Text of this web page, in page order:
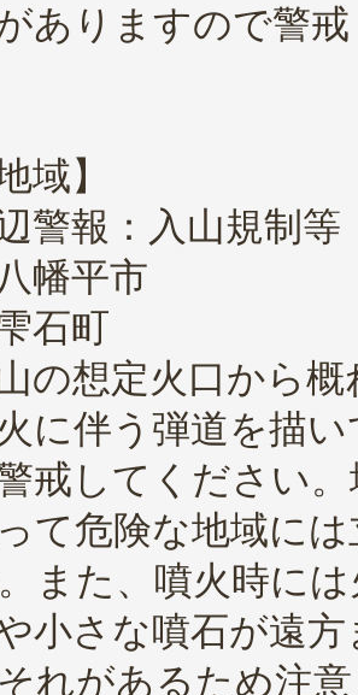
ありますので警
域】
警報：入山規制等
幡平市
石町
の想定火口から
に伴う弾道を描
戒してください
て危険な地域に
また、噴火時に
小さな噴石が遠
れがあるため注